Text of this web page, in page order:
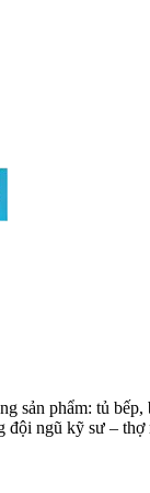
sản phẩm: tủ
ngũ kỹ sư –